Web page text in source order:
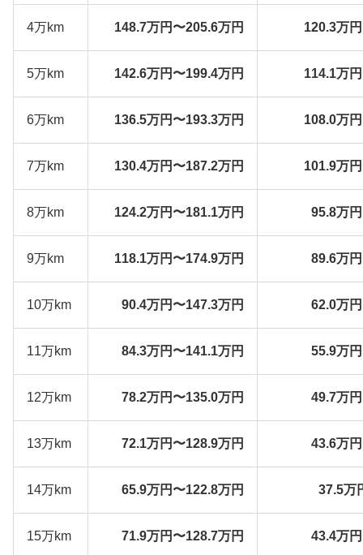
4万km 148.7万円〜205.6万円 120.3万
5万km 142.6万円〜199.4万円 114.1万
6万km 136.5万円〜193.3万円 108.0万
7万km 130.4万円〜187.2万円 101.9万
8万km 124.2万円〜181.1万円 95.8万
9万km 118.1万円〜174.9万円 89.6万
10万km 90.4万円〜147.3万円 62.0万
11万km 84.3万円〜141.1万円 55.9万
12万km 78.2万円〜135.0万円 49.7万
13万km 72.1万円〜128.9万円 43.6万
14万km 65.9万円〜122.8万円 37.5万
15万km 71.9万円〜128.7万円 43.4万